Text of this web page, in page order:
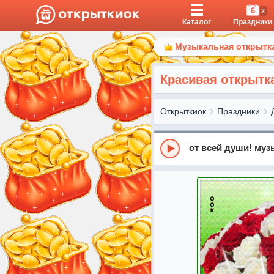
Каталог
6 2
Праздники
Музыкальная
Красивая
Открыткиок Праздники
от всей души!